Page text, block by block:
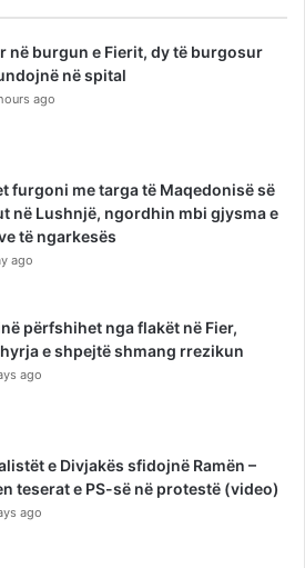
në burgun e Fierit, dy të burgosur
në spital
ago
furgoni me targa të Maqedonisë së
në Lushnjë, ngordhin mbi gjysma e
të ngarkesës
ago
përfshihet nga flakët në Fier,
e shpejtë shmang rrezikun
ago
e Divjakës sfidojnë Ramën –
teserat e PS-së në protestë (video)
ago